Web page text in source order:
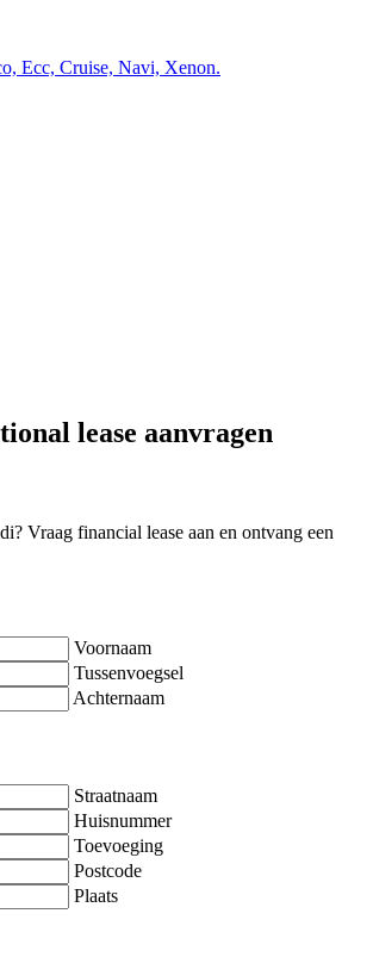
Ecc, Cruise, Navi, Xenon.
lease aanvragen
Vraag financial lease aan en ontvang een
Voornaam
Tussenvoegsel
Achternaam
Straatnaam
Huisnummer
Toevoeging
Postcode
Plaats